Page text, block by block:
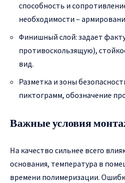
способность и
необходимости –
Финишный слой: задает
противоскользящую),
вид.
Разметка и зоны
пиктограмм, обозначение
Важные условия
На качество сильнее всего
основания, температура в
времени полимеризации.